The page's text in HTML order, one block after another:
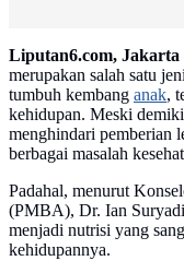
Liputan6.com, Jakarta
merupakan salah satu
tumbuh kembang anak,
kehidupan. Meski
menghindari pemberian
berbagai masalah
Padahal, menurut
(PMBA), Dr. Ian
menjadi nutrisi yang
kehidupannya.